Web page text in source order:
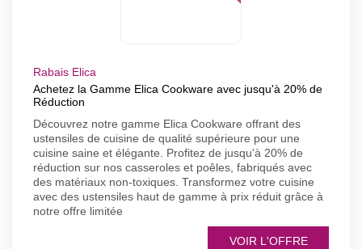
Rabais Elica
Achetez la Gamme Elica Cookware avec jusqu'à 20% de
Réduction
Découvrez notre gamme Elica Cookware offrant des
ustensiles de cuisine de qualité supérieure pour une
cuisine saine et élégante. Profitez de jusqu'à 20% de
réduction sur nos casseroles et poêles, fabriqués avec
des matériaux non-toxiques. Transformez votre cuisine
avec des ustensiles haut de gamme à prix réduit grâce à
notre offre limitée
VOIR L'OFFRE